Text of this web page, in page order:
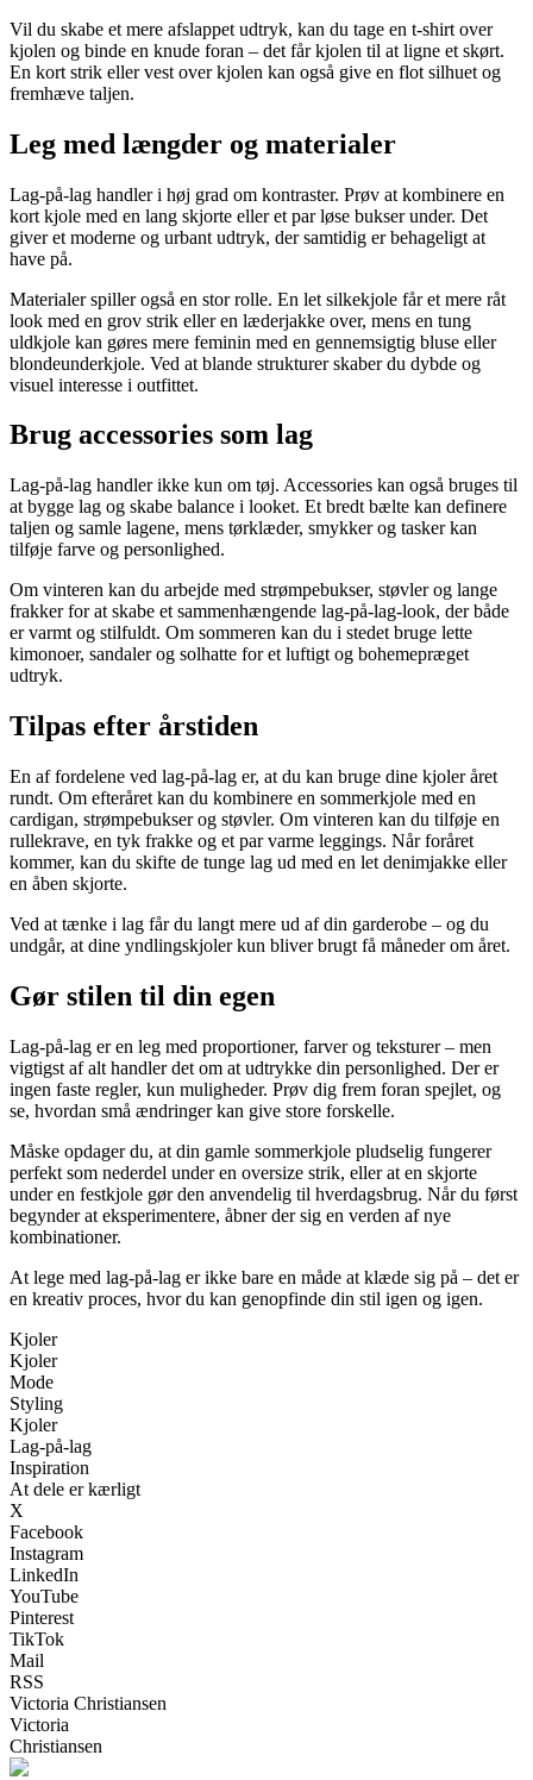
Vil du skabe et mere afslappet udtryk, kan du tage en t-shirt over
kjolen og binde en knude foran – det får kjolen til at ligne et skørt.
En kort strik eller vest over kjolen kan også give en flot silhuet og
fremhæve taljen.
Leg med længder og materialer
Lag-på-lag handler i høj grad om kontraster. Prøv at kombinere en
kort kjole med en lang skjorte eller et par løse bukser under. Det
giver et moderne og urbant udtryk, der samtidig er behageligt at
have på.
Materialer spiller også en stor rolle. En let silkekjole får et mere råt
look med en grov strik eller en læderjakke over, mens en tung
uldkjole kan gøres mere feminin med en gennemsigtig bluse eller
blondeunderkjole. Ved at blande strukturer skaber du dybde og
visuel interesse i outfittet.
Brug accessories som lag
Lag-på-lag handler ikke kun om tøj. Accessories kan også bruges til
at bygge lag og skabe balance i looket. Et bredt bælte kan definere
taljen og samle lagene, mens tørklæder, smykker og tasker kan
tilføje farve og personlighed.
Om vinteren kan du arbejde med strømpebukser, støvler og lange
frakker for at skabe et sammenhængende lag-på-lag-look, der både
er varmt og stilfuldt. Om sommeren kan du i stedet bruge lette
kimonoer, sandaler og solhatte for et luftigt og bohemepræget
udtryk.
Tilpas efter årstiden
En af fordelene ved lag-på-lag er, at du kan bruge dine kjoler året
rundt. Om efteråret kan du kombinere en sommerkjole med en
cardigan, strømpebukser og støvler. Om vinteren kan du tilføje en
rullekrave, en tyk frakke og et par varme leggings. Når foråret
kommer, kan du skifte de tunge lag ud med en let denimjakke eller
en åben skjorte.
Ved at tænke i lag får du langt mere ud af din garderobe – og du
undgår, at dine yndlingskjoler kun bliver brugt få måneder om året.
Gør stilen til din egen
Lag-på-lag er en leg med proportioner, farver og teksturer – men
vigtigst af alt handler det om at udtrykke din personlighed. Der er
ingen faste regler, kun muligheder. Prøv dig frem foran spejlet, og
se, hvordan små ændringer kan give store forskelle.
Måske opdager du, at din gamle sommerkjole pludselig fungerer
perfekt som nederdel under en oversize strik, eller at en skjorte
under en festkjole gør den anvendelig til hverdagsbrug. Når du først
begynder at eksperimentere, åbner der sig en verden af nye
kombinationer.
At lege med lag-på-lag er ikke bare en måde at klæde sig på – det er
en kreativ proces, hvor du kan genopfinde din stil igen og igen.
Kjoler
Kjoler
Mode
Styling
Kjoler
Lag-på-lag
Inspiration
At dele er kærligt
X
Facebook
Instagram
LinkedIn
YouTube
Pinterest
TikTok
Mail
RSS
Victoria Christiansen
Victoria
Christiansen